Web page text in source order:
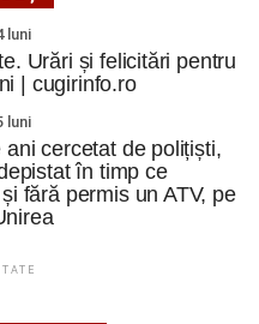
în limba engleză,
ocazia să folosească și
limbile străine nu sunt doar
punți între oameni.
un cuvânt spus într-o altă
luni
Urări și felicitări pentru
| cugirinfo.ro
luni
cercetat de polițiști,
în timp ce
fără permis un ATV, pe